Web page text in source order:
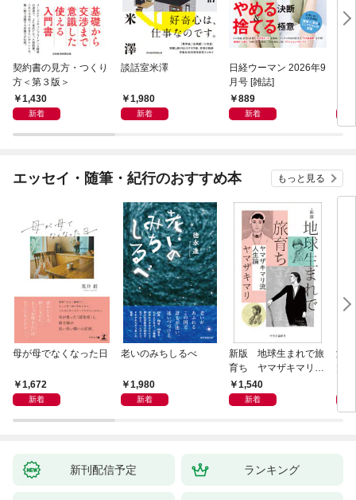
契約書の見方・つくり
方＜第３版＞
1,430
新着
談話室米澤
1,980
新着
日経ウーマン 2026年9
月号 [雑誌]
889
新着
エッセイ・随筆・紀行のおすすめ本 もっと見る
母が母でなくなった日
1,672
新着
老いのみちしるべ
1,980
新着
新版 地球生まれで旅
育ち ヤマザキマリ流
人生論
1,540
新着
激
新刊配信予定 ランキング